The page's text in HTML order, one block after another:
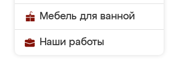
Мебель для ванной
Наши работы